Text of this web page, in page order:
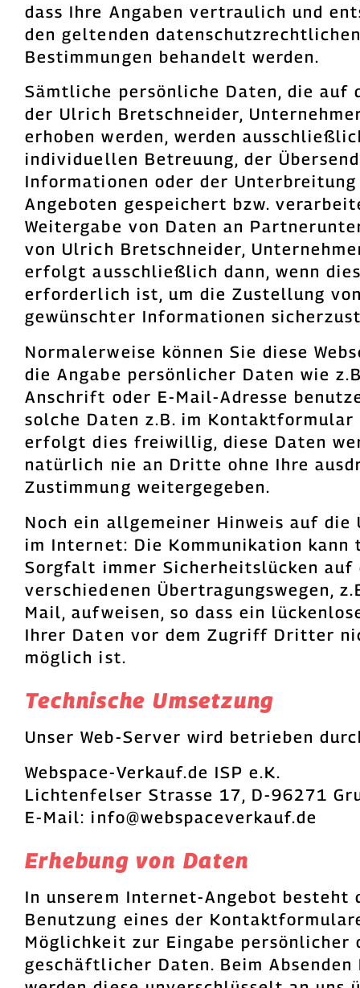
dass Ihre Angaben vertraulich und
den geltenden
Bestimmungen behandelt werden.
Sämtliche persönliche Daten, die auf
der Ulrich Bretschneider,
erhoben werden, werden
individuellen Betreuung, der
Informationen oder der Unterbreitung
Angeboten gespeichert bzw.
Weitergabe von Daten an
von Ulrich Bretschneider,
erfolgt ausschließlich dann, wenn
erforderlich ist, um die Zustellung
gewünschter Informationen
Normalerweise können Sie diese
die Angabe persönlicher Daten wie
Anschrift oder E-Mail-Adresse
solche Daten z.B. im Kontaktformular
erfolgt dies freiwillig, diese Daten
natürlich nie an Dritte ohne Ihre
Zustimmung weitergegeben.
Noch ein allgemeiner Hinweis auf die
im Internet: Die Kommunikation kann
Sorgfalt immer Sicherheitslücken auf
verschiedenen Übertragungswegen,
Mail, aufweisen, so dass ein
Ihrer Daten vor dem Zugriff Dritter
möglich ist.
Technische Umsetzung
Unser Web-Server wird betrieben
Webspace-Verkauf.de ISP e.K.
Lichtenfelser Strasse 17, D-96271
E-Mail: info@webspaceverkauf.de
Erhebung von Daten
In unserem Internet-Angebot besteht
Benutzung eines der
Möglichkeit zur Eingabe persönlicher
geschäftlicher Daten. Beim